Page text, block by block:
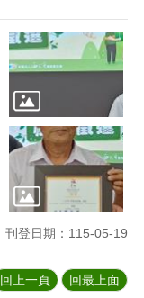
刊登日期：115-05-19
回上一頁 回最上面